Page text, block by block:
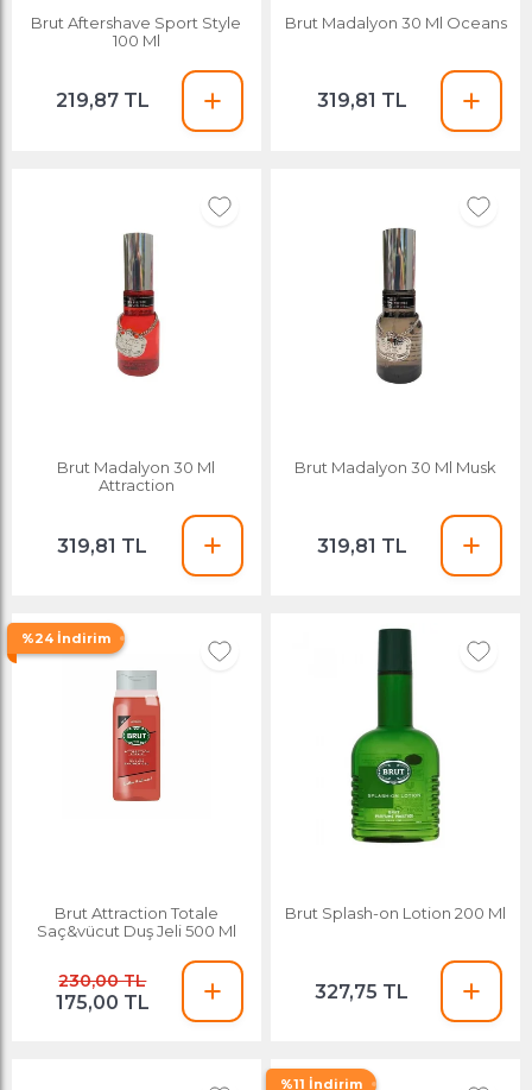
Brut Aftershave Sport Style
100 Ml
219,87 TL
Brut Madalyon 30 Ml Oceans
319,81 TL
Brut Madalyon 30 Ml
Attraction
319,81 TL
Brut Madalyon 30 Ml Musk
319,81 TL
%24 İndirim
Brut Attraction Totale
Saç&vücut Duş Jeli 500 Ml
230,00 TL
175,00 TL
Brut Splash-on Lotion 200 Ml
327,75 TL
%11 İndirim